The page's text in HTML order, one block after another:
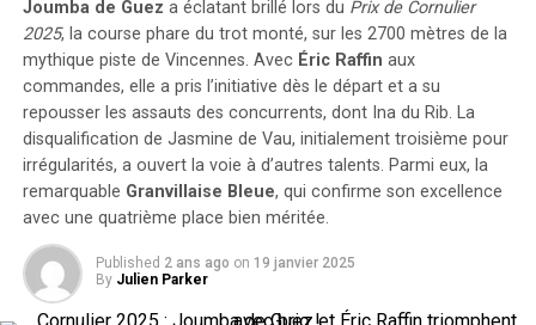
et à la Ligue Africaine de Football. À 28 ans, son dernier
contrat a été négocié grâce à l’ingéniosité de Mario
Daniel, et il a également joué dans les qualifications de
la Ligue Europa avec le club letton FK Liepaja, ainsi
qu’en deuxième division du football portugais.
RELATED TOPICS: CHIEFS DYNAMISER GAGNANTS
NABI
UP NEXT
« « Nous ferons mieux cette fois-ci » – Ogunmodede
optimiste avant le choc contre l’AS FAR du Maroc »
perte de poids depuis sa dernière course, il pourrait bien
surprendre les parieurs.
Talisman Touch (904)
Après avoir terminé deuxième lors de son retour sur la
piste, il a toutes les chances de briller s’il reproduit
cette performance.
Réunion Sportive 3 – Vincennes
Joumba de Guez a éclatant brillé lors du Prix de Cornulier
2025, la course phare du trot monté, sur les 2700 mètres de la
mythique piste de Vincennes. Avec Éric Raffin aux
commandes, elle a pris l’initiative dès le départ et a su
repousser les assauts des concurrents, dont Ina du Rib. La
disqualification de Jasmine de Vau, initialement troisième pour
irrégularités, a ouvert la voie à d’autres talents. Parmi eux, la
remarquable Granvillaise Bleue, qui confirme son excellence
avec une quatrième place bien méritée.
Published 2 ans ago on 19 janvier 2025
By Julien Parker